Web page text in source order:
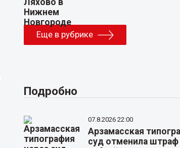
Еще в рубрике
Подробно
07.8.2026 22:00
Арзамасская
суд отменила штраф